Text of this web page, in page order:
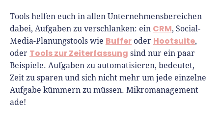
Tools helfen euch in allen Unternehmensbereichen
dabei, Aufgaben zu verschlanken: ein CRM, Social-
Media-Planungstools wie Buffer oder Hootsuite,
oder Tools zur Zeiterfassung sind nur ein paar
Beispiele. Aufgaben zu automatisieren, bedeutet,
Zeit zu sparen und sich nicht mehr um jede einzelne
Aufgabe kümmern zu müssen. Mikromanagement
ade!